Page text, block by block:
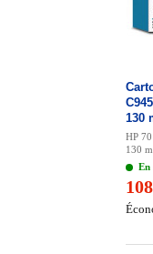
130
HP
130
En